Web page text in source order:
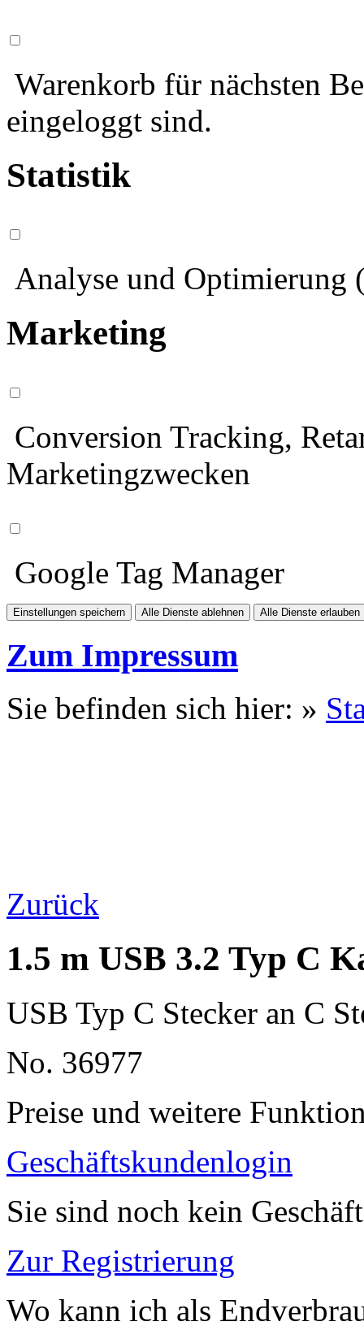
Warenkorb für nächsten
eingeloggt sind.
Statistik
Analyse und Optimierung
Marketing
Conversion Tracking,
Marketingzwecken
Google Tag Manager
Einstellungen speichern Alle Dienste ablehnen Alle Dienste erlauben
Zum Impressum
Sie befinden sich hier: »
Zurück
1.5 m USB 3.2 Typ C
USB Typ C Stecker an C
No. 36977
Preise und weitere
Geschäftskundenlogin
Sie sind noch kein
Zur Registrierung
Wo kann ich als